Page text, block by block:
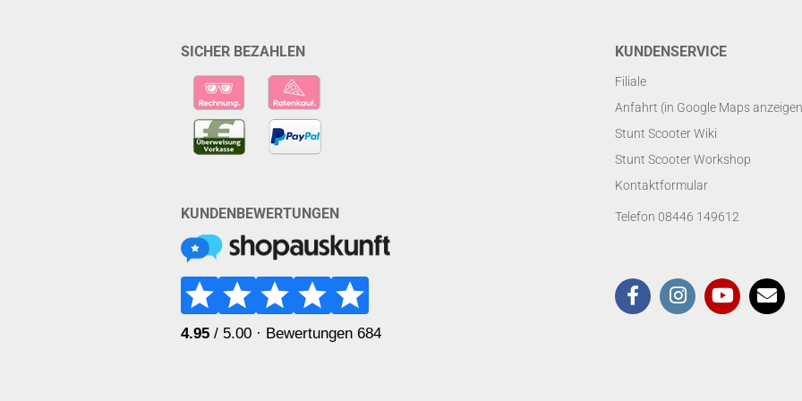
SICHER BEZAHLEN
KUNDENBEWERTUNGEN
KUNDENSERVICE
Filiale
Anfahrt (in Google Maps
Stunt Scooter Wiki
Stunt Scooter Workshop
Kontaktformular
Telefon 08446 149612